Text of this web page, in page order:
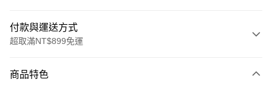
付款與運送方式
超取滿NT$899免運
信用卡一次付款
商品特色